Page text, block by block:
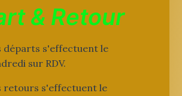
& Retour
départs s'effectuent le
sur RDV.
retours s'effectuent le